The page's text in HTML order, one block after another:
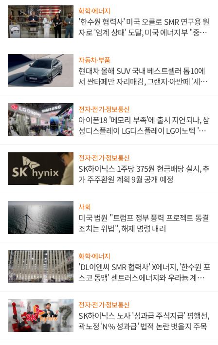
화학·에너지
'한수원 협력사' 미국 오클로 SMR 연구용 원
자로 '임계 상태' 도달, 미국 에너지부 "중요
자동차·부품
현대차 올해 SUV 국내 베스트셀러 톱10에
서 싼타페만 자리매김, 그랜저·아반떼 '세단
전자·전기·정보통신
아이폰18 '메모리 부족'에 출시 지연되나, 삼
성디스플레이 LG디스플레이 LG이노텍 '탈
전자·전기·정보통신
SK하이닉스 1주당 375원 현금배당 실시, 추
가 주주환원 계획 9월 공개 예정
사회
미국 법원 "트럼프 정부 풍력 프로젝트 동결
조치는 위법", 해제 명령 내려
화학·에너지
'DL이앤씨 SMR 협력사' X에너지, '한수원 포
스코 동맹' 센트러스에너지와 우라늄 계약
전자·전기·정보통신
SK하이닉스 노사 '성과급 주식지급' 평행선,
곽노정 'N% 성과급' 법적 논란 벗을지 주목